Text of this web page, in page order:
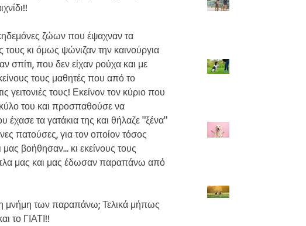
ζώων που έψαχναν τα
τους κι όμως ψώνιζαν την καινούργια
σπίτι, που δεν είχαν ρούχα και με
τους μαθητές που από το
γειτονιές τους! Εκείνον τον κύριο που
του και προσπαθούσε να
έχασε τα γατάκια της και θήλαζε "ξένα"
πατούσες, για τον οποίον τόσος
βοήθησαν... κι εκείνους τους
μας και μας έδωσαν παραπάνω από
μνήμη των παραπάνω; Τελικά μήπως
το ΓΙΑΤΙ!!